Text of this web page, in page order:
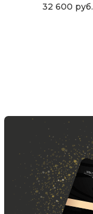
32 600 руб.
ООО «МИР